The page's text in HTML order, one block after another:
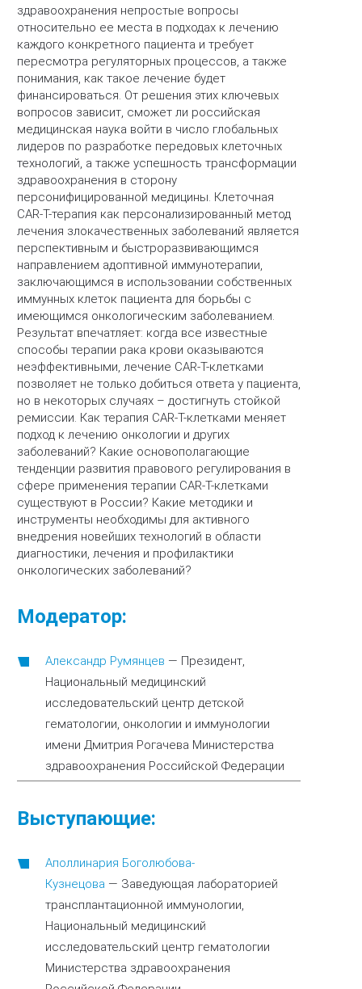
здравоохранения непростые вопросы
относительно ее места в подходах к лечению
каждого конкретного пациента и требует
пересмотра регуляторных процессов, а также
понимания, как такое лечение будет
финансироваться. От решения этих ключевых
вопросов зависит, сможет ли российская
медицинская наука войти в число глобальных
лидеров по разработке передовых клеточных
технологий, а также успешность трансформации
здравоохранения в сторону
персонифицированной медицины. Клеточная
CAR-T-терапия как персонализированный метод
лечения злокачественных заболеваний является
перспективным и быстроразвивающимся
направлением адоптивной иммунотерапии,
заключающимся в использовании собственных
иммунных клеток пациента для борьбы с
имеющимся онкологическим заболеванием.
Результат впечатляет: когда все известные
способы терапии рака крови оказываются
неэффективными, лечение CAR-T-клетками
позволяет не только добиться ответа у пациента,
но в некоторых случаях – достигнуть стойкой
ремиссии. Как терапия CAR-T-клетками меняет
подход к лечению онкологии и других
заболеваний? Какие основополагающие
тенденции развития правового регулирования в
сфере применения терапии CAR-T-клетками
существуют в России? Какие методики и
инструменты необходимы для активного
внедрения новейших технологий в области
диагностики, лечения и профилактики
онкологических заболеваний?
Модератор:
Александр Румянцев — Президент,
Национальный медицинский
исследовательский центр детской
гематологии, онкологии и иммунологии
имени Дмитрия Рогачева Министерства
здравоохранения Российской Федерации
Выступающие:
Аполлинария Боголюбова-
Кузнецова — Заведующая лабораторией
трансплантационной иммунологии,
Национальный медицинский
исследовательский центр гематологии
Министерства здравоохранения